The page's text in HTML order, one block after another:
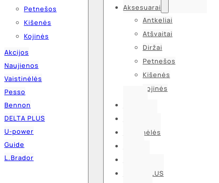
Petnešos
Kišenės
Kojinės
Akcijos
Naujienos
Vaistinėlės
Pesso
Bennon
DELTA PLUS
U-power
Guide
L.Brador
Aksesuarai
Antkeliai
Atšvaitai
Diržai
Petnešos
Kišenės
Kojinės
Vaistinėlės
DELTA PLUS